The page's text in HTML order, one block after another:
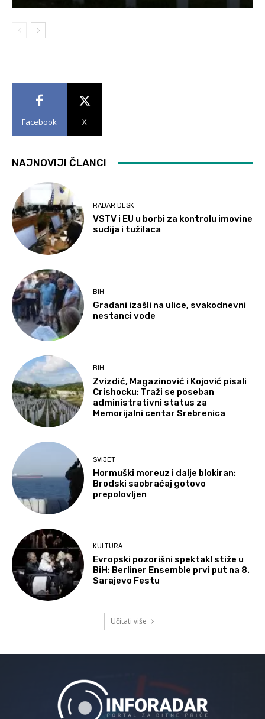
Facebook X
NAJNOVIJI ČLANCI
RADAR DESK
VSTV i EU u borbi za kontrolu imovine
sudija i tužilaca
BIH
Građani izašli na ulice, svakodnevni
nestanci vode
BIH
Zvizdić, Magazinović i Kojović pisali
Crishocku: Traži se poseban
administrativni status za
Memorijalni centar Srebrenica
SVIJET
Hormuški moreuz i dalje blokiran:
Brodski saobraćaj gotovo
prepolovljen
KULTURA
Evropski pozorišni spektakl stiže u
BiH: Berliner Ensemble prvi put na 8.
Sarajevo Festu
Učitati više